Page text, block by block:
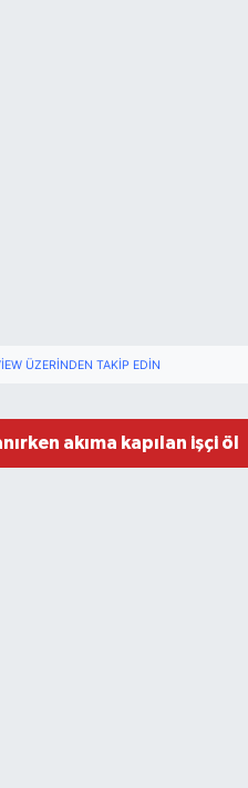
ÜZERINDEN TAKIP EDIN
haber: TMO fiyatı